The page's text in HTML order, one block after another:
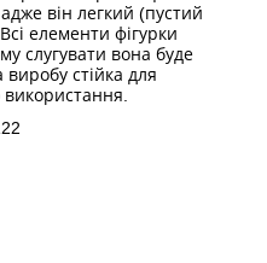
він легкий (пустий
елементи фігурки
слугувати вона буде
стійка для